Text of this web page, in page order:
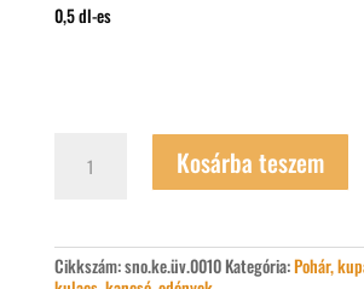
0,5 dl-es
pohár
Kosárba teszem
Cikkszám:sno.ke.üv.0010 Kategória:Pohár,